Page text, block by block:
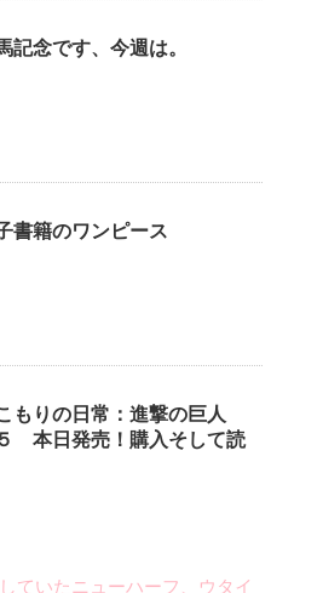
記念です、今週は。
書籍のワンピース
もりの日常：進撃の巨人
本日発売！購入そして読
ていたニューハーフ、ウタイ